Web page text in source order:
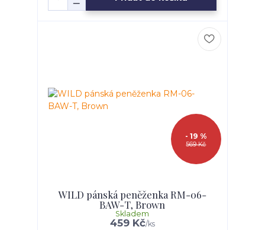
569 Kč
- 19 %
WILD pánská peněženka RM-06-
BAW-T, Brown
459 Kč/ks
Skladem